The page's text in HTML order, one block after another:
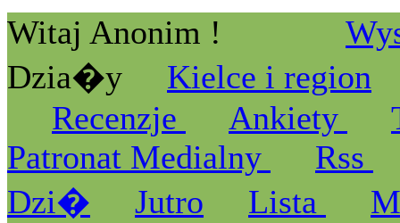
Witaj Anonim !
Dzia�y
Kielce i region
Recenzje
Ankiety
Patronat Medialny
Rss
Dzi�
Jutro Lista